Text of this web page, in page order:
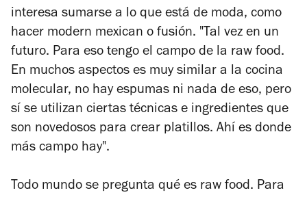
interesa sumarse a lo que está de moda, como
hacer modern mexican o fusión. "Tal vez en un
futuro. Para eso tengo el campo de la raw food.
En muchos aspectos es muy similar a la cocina
molecular, no hay espumas ni nada de eso, pero
sí se utilizan ciertas técnicas e ingredientes que
son novedosos para crear platillos. Ahí es donde
más campo hay".
Todo mundo se pregunta qué es raw food. Para